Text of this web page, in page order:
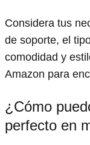
Considera tus
de soporte, el
comodidad y
Amazon para
¿Cómo
perfecto en